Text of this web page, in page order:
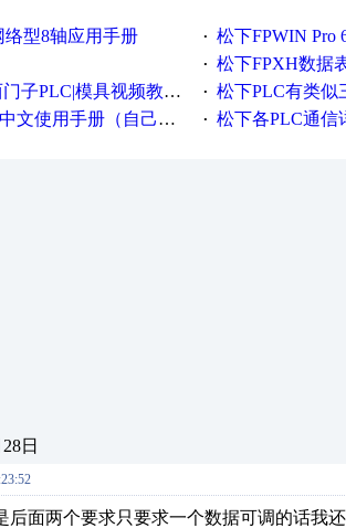
络型8轴应用手册 · 松下FPWIN Pro
· 松下FPXH数据表
视频教程●数控编程●|欧姆龙|AB/松下|视频 · 松下PLC有类似三
使用手册（自己整理的） · 松下各PLC通信
日
后面两个要求只要求一个数据可调的话我